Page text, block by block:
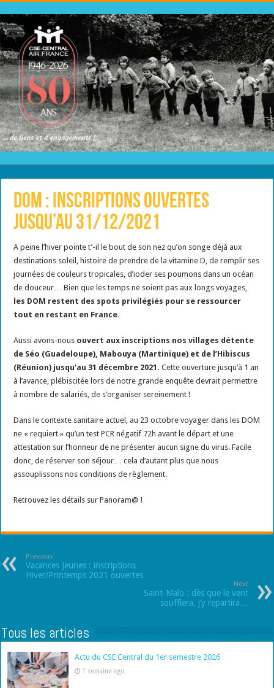
DOM : inscriptions ouvertes
jusqu’au 31/12/2021
A peine l’hiver pointe t’-il le bout de son nez qu’on songe déjà aux
destinations soleil, histoire de prendre de la vitamine D, de remplir ses
journées de couleurs tropicales, d’ioder ses poumons dans un océan
de douceur… Bien que les temps ne soient pas aux longs voyages,
les DOM restent des spots privilégiés pour se ressourcer
tout en restant en France.
Aussi avons-nous ouvert aux inscriptions nos villages détente
de Séo (Guadeloupe), Mabouya (Martinique) et de l’Hibiscus
(Réunion) jusqu’au 31 décembre 2021. Cette ouverture jusqu’à 1 an
à l’avance, plébiscitée lors de notre grande enquête devrait permettre
à nombre de salariés, de s’organiser sereinement !
Dans le contexte sanitaire actuel, au 23 octobre voyager dans les DOM
ne « requiert » qu’un test PCR négatif 72h avant le départ et une
attestation sur l’honneur de ne présenter aucun signe du virus. Facile
donc, de réserver son séjour… cela d’autant plus que nous
assouplissons nos conditions de règlement.
Retrouvez les détails sur Panoram@ !
Previous
Vacances Jeunes : inscriptions
Hiver/Printemps 2021 ouvertes
Next
Saint-Malo : dès que le vent
soufflera, j’y repartira…
Tous les articles
Actu du CSE Central du 1er semestre 2026
1 semaine ago